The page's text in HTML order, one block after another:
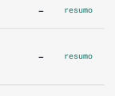
- resumo
- resumo